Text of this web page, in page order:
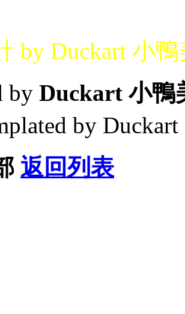
by Duckart 小
by Duckart 小鴨
by
返回列表